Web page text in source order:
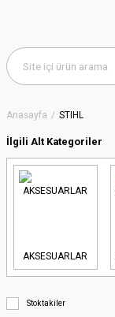
Anasayfa STIHL
İlgili Alt Kategoriler
AKSESUARLAR
Stoktakiler